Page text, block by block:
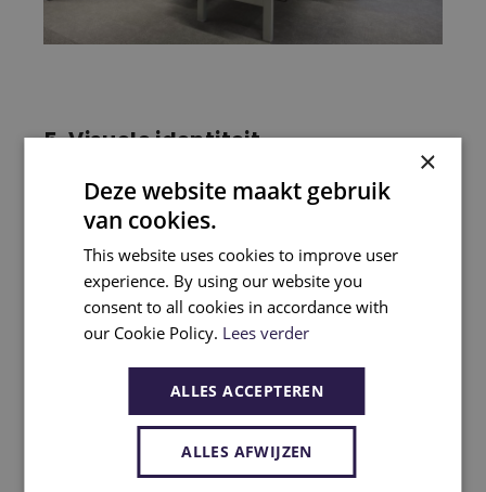
5. Visuele identiteit
De inrichting draagt bij aan de identiteit van
de coworkingruimte.
Kleuren, materialen en accenten versterken
de sfeer en zorgen voor een herkenbare
omgeving die aansluit bij de doelgroep en
Lees ook:Waarom workspace branding de
×
Deze website maakt gebruik
van cookies.
This website uses cookies to improve user
experience. By using our website you
consent to all cookies in accordance with
our Cookie Policy. Lees verder
ALLES ACCEPTEREN
ALLES AFWIJZEN